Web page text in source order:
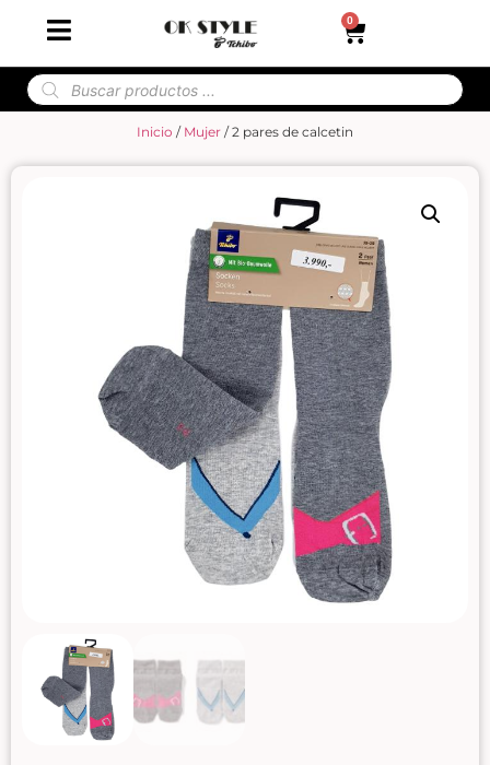
0
Inicio / Mujer / 2 pares de calcetin